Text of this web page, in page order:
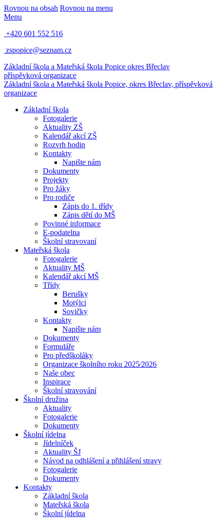
Rovnou na obsah Rovnou na menu
Menu
+420 601 552 516
zspopice@seznam.cz
Základní škola a Mateřská škola Popice okres Břeclav
příspěvková organizace
Základní škola a Mateřská škola Popice, okres Břeclav, příspěvková
organizace
Základní škola
Fotogalerie
Aktuality ZŠ
Kalendář akcí ZŠ
Rozvrh hodin
Kontakty
Napište nám
Dokumenty
Projekty
Pro žáky
Pro rodiče
Zápis do 1. třídy
Zápis dětí do MŠ
Povinné informace
E-podatelna
Školní stravovaní
Mateřská škola
Fotogalerie
Aktuality MŠ
Kalendář akcí MŠ
Třídy
Berušky
Motýlci
Sovičky
Kontakty
Napište nám
Dokumenty
Formuláře
Pro předškoláky
Organizace školního roku 2025⁄2026
Naše obec
Inspirace
Školní stravování
Školní družina
Aktuality
Fotogalerie
Dokumenty
Školní jídelna
Jídelníček
Aktuality ŠJ
Návod na odhlášení a přihlášení stravy
Fotogalerie
Dokumenty
Kontakty
Základní škola
Mateřská škola
Školní jídelna